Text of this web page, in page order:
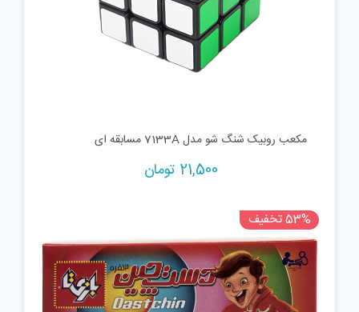
مکعب روبیک شنگ شو مدل 7133A مسابقه ای
21,500 تومان
53% تخفیف